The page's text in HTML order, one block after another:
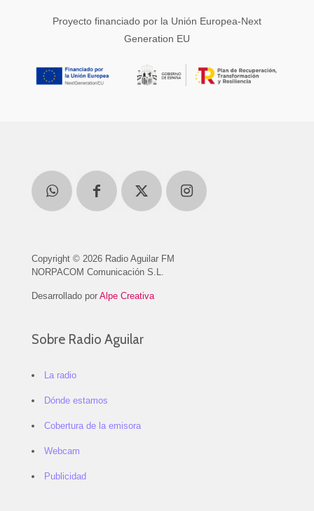
Proyecto financiado por la Unión Europea-Next
Generation EU
Copyright © 2026 Radio Aguilar FM
NORPACOM Comunicación S.L.
Desarrollado por Alpe Creativa
Sobre Radio Aguilar
La radio
Dónde estamos
Cobertura de la emisora
Webcam
Publicidad